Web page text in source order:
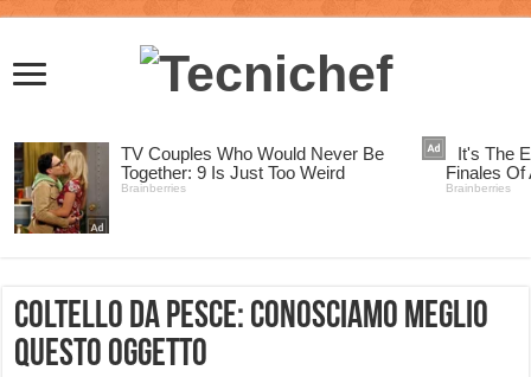
Coltello da pesce: conosciamo meglio
questo oggetto